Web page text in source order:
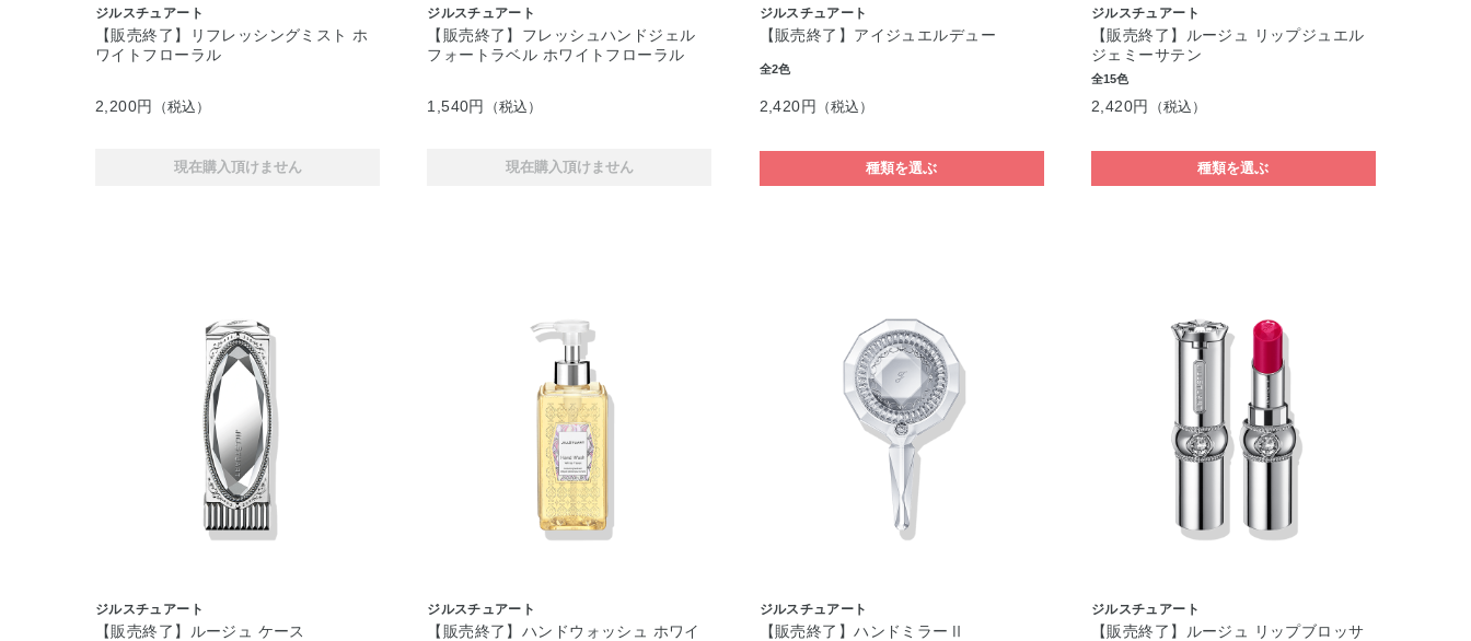
ジルスチュアート
【販売終了】リフレッシングミスト ホ
ワイトフローラル
2,200円 （税込）
現在購入頂けません
ジルスチュアート
【販売終了】フレッシュハンドジェル
フォートラベル ホワイトフローラル
1,540円 （税込）
現在購入頂けません
ジルスチュアート
【販売終了】アイジュエルデュー
全2色
2,420円 （税込）
種類を選ぶ
ジルスチュアート
【販売終了】ルージュ リップジュエル
ジェミーサテン
全15色
2,420円 （税込）
種類を選ぶ
ジルスチュアート
【販売終了】ルージュ ケース
ジルスチュアート
【販売終了】ハンドウォッシュ ホワイ
ジルスチュアート
【販売終了】ハンドミラーⅡ
ジルスチュアート
【販売終了】ルージュ リップブロッサ